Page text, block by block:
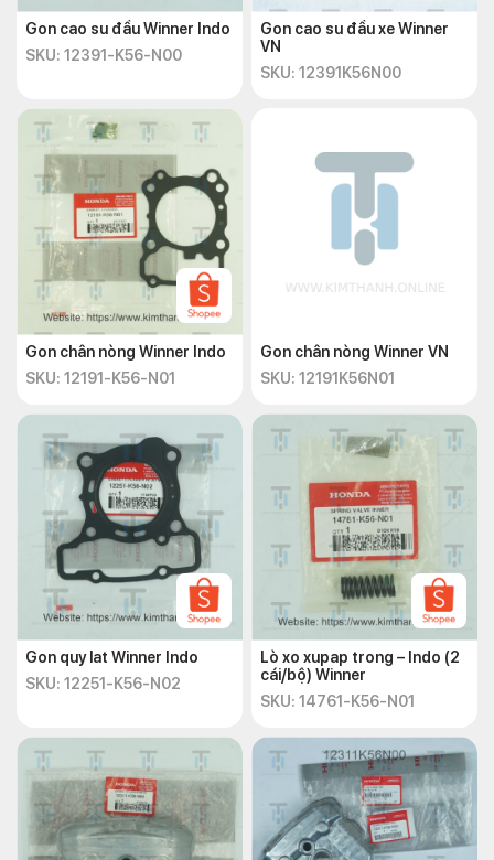
Gon cao su đầu Winner Indo
SKU: 12391-K56-N00
Gon cao su đầu xe Winner
VN
SKU: 12391K56N00
Gon chân nòng Winner Indo
SKU: 12191-K56-N01
Gon chân nòng Winner VN
SKU: 12191K56N01
Gon quy lat Winner Indo
SKU: 12251-K56-N02
Lò xo xupap trong – Indo (2
cái/bộ) Winner
SKU: 14761-K56-N01